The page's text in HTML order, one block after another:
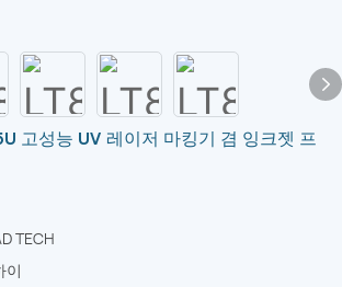
고성능 UV 레이저 마킹기 겸 잉크젯 프
TECH
이